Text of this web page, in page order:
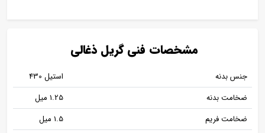
مشخصات فنی گریل ذغالی
جنس بدنه
استیل 430
ضخامت بدنه
1.25 میل
ضخامت فریم
1.5 میل